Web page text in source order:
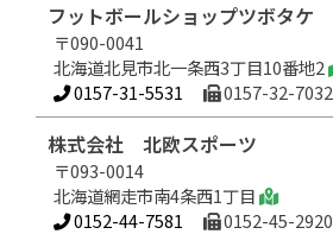
フットボールショップツボタケ
〒090-0041
北海道北見市北一条西3丁目10番地2
0157-31-5531
0157-32-7032
株式会社 北欧スポーツ
〒093-0014
北海道網走市南4条西1丁目
0152-44-7581
0152-45-2920